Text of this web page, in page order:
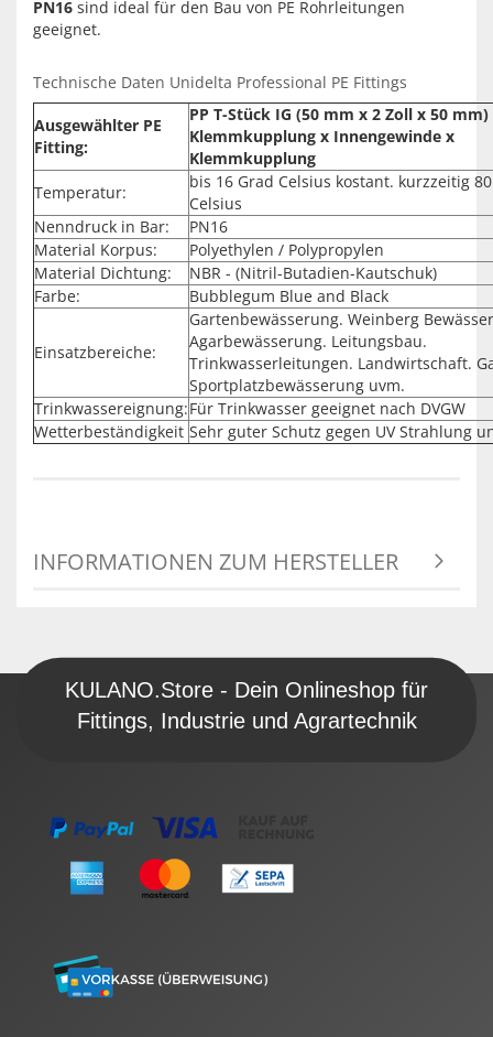
PN16 sind ideal für den Bau von PE Rohrleitungen
geeignet.
Technische Daten Unidelta Professional PE Fittings
Ausgewählter PE
Fitting:
PP T-Stück IG (50 mm x 2 Zoll x 50 mm)
Klemmkupplung x Innengewinde x
Klemmkupplung
Temperatur:
bis 16 Grad Celsius kostant. kurzzeitig
Celsius
Nenndruck in Bar:
PN16
Material Korpus:
Polyethylen / Polypropylen
Material Dichtung:
NBR - (Nitril-Butadien-Kautschuk)
Farbe:
Bubblegum Blue and Black
Einsatzbereiche:
Gartenbewässerung. Weinberg
Agarbewässerung. Leitungsbau.
Trinkwasserleitungen. Landwirtschaft.
Sportplatzbewässerung uvm.
Trinkwassereignung:Für Trinkwasser geeignet nach DVGW
Wetterbeständigkeit Sehr guter Schutz gegen UV Strahlung
INFORMATIONEN ZUM HERSTELLER
KULANO.Store - Dein Onlineshop für
Fittings, Industrie und Agrartechnik